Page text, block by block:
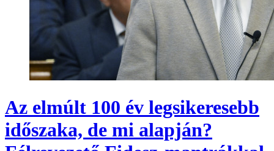
Az elmúlt 100 év legsikeresebb
időszaka, de mi alapján?